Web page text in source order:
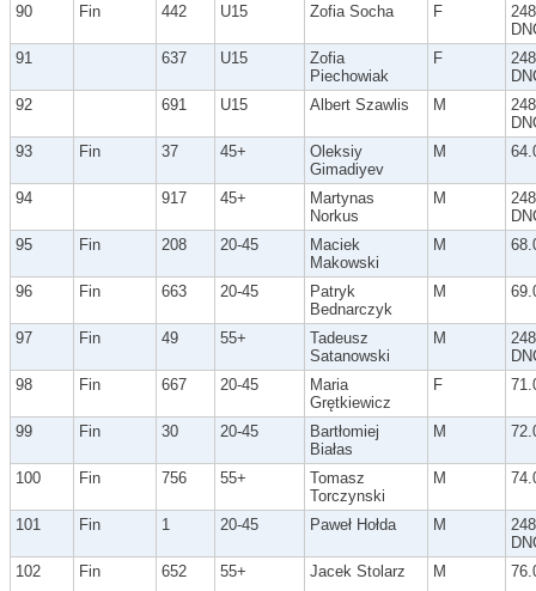
90
Fin 442 U15 Zofia Socha F
91
637 U15
Zofia
Piechowiak
F
92
691 U15 Albert Szawlis M
93
Fin 37 45+
Oleksiy
Gimadiyev
M
94 917 45+
Martynas
Norkus
M
95
Fin 208 20-45
Maciek
Makowski
M
96 Fin 663 20-45
Patryk
Bednarczyk
M
97 Fin 49 55+
Tadeusz
Satanowski
M
98
Fin 667 20-45
Maria
Grętkiewicz
F
99 Fin 30 20-45
Bartłomiej
Białas
M
100 Fin 756 55+
Tomasz
Torczynski
M
101 Fin 1 20-45 Paweł Hołda M
102
Fin 652 55+ Jacek Stolarz M